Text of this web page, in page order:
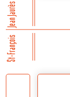
Jean Jaurès
St-François